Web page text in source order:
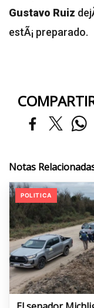
Gustavo Ruiz
estÃ¡ preparado.
Notas
POLITICA